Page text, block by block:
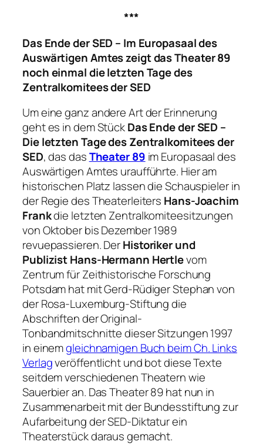
***
Das Ende der SED – Im Europasaal des
Auswärtigen Amtes zeigt das Theater 89
noch einmal die letzten Tage des
Zentralkomitees der SED
Um eine ganz andere Art der Erinnerung
geht es in dem StückDas Ende der SED –
Die letzten Tage des Zentralkomitees der
SED, das dasTheater 89 im Europasaal des
Auswärtigen Amtes uraufführte. Hier am
historischen Platz lassen die Schauspieler in
der Regie des Theaterleiters Hans-Joachim
Frankdie letzten Zentralkomiteesitzungen
von Oktober bis Dezember 1989
revuepassieren. DerHistoriker und
Publizist Hans-Hermann Hertlevom
Zentrum für Zeithistorische Forschung
Potsdam hat mit Gerd-Rüdiger Stephan von
der Rosa-Luxemburg-Stiftung die
Abschriften der Original-
Tonbandmitschnitte dieser Sitzungen 1997
in einemgleichnamigen Buch beim Ch. Links
Verlagveröffentlicht und bot diese Texte
seitdem verschiedenen Theatern wie
Sauerbier an. Das Theater 89 hat nun in
Zusammenarbeit mit der Bundesstiftung zur
Aufarbeitung der SED-Diktatur ein
Theaterstück daraus gemacht.